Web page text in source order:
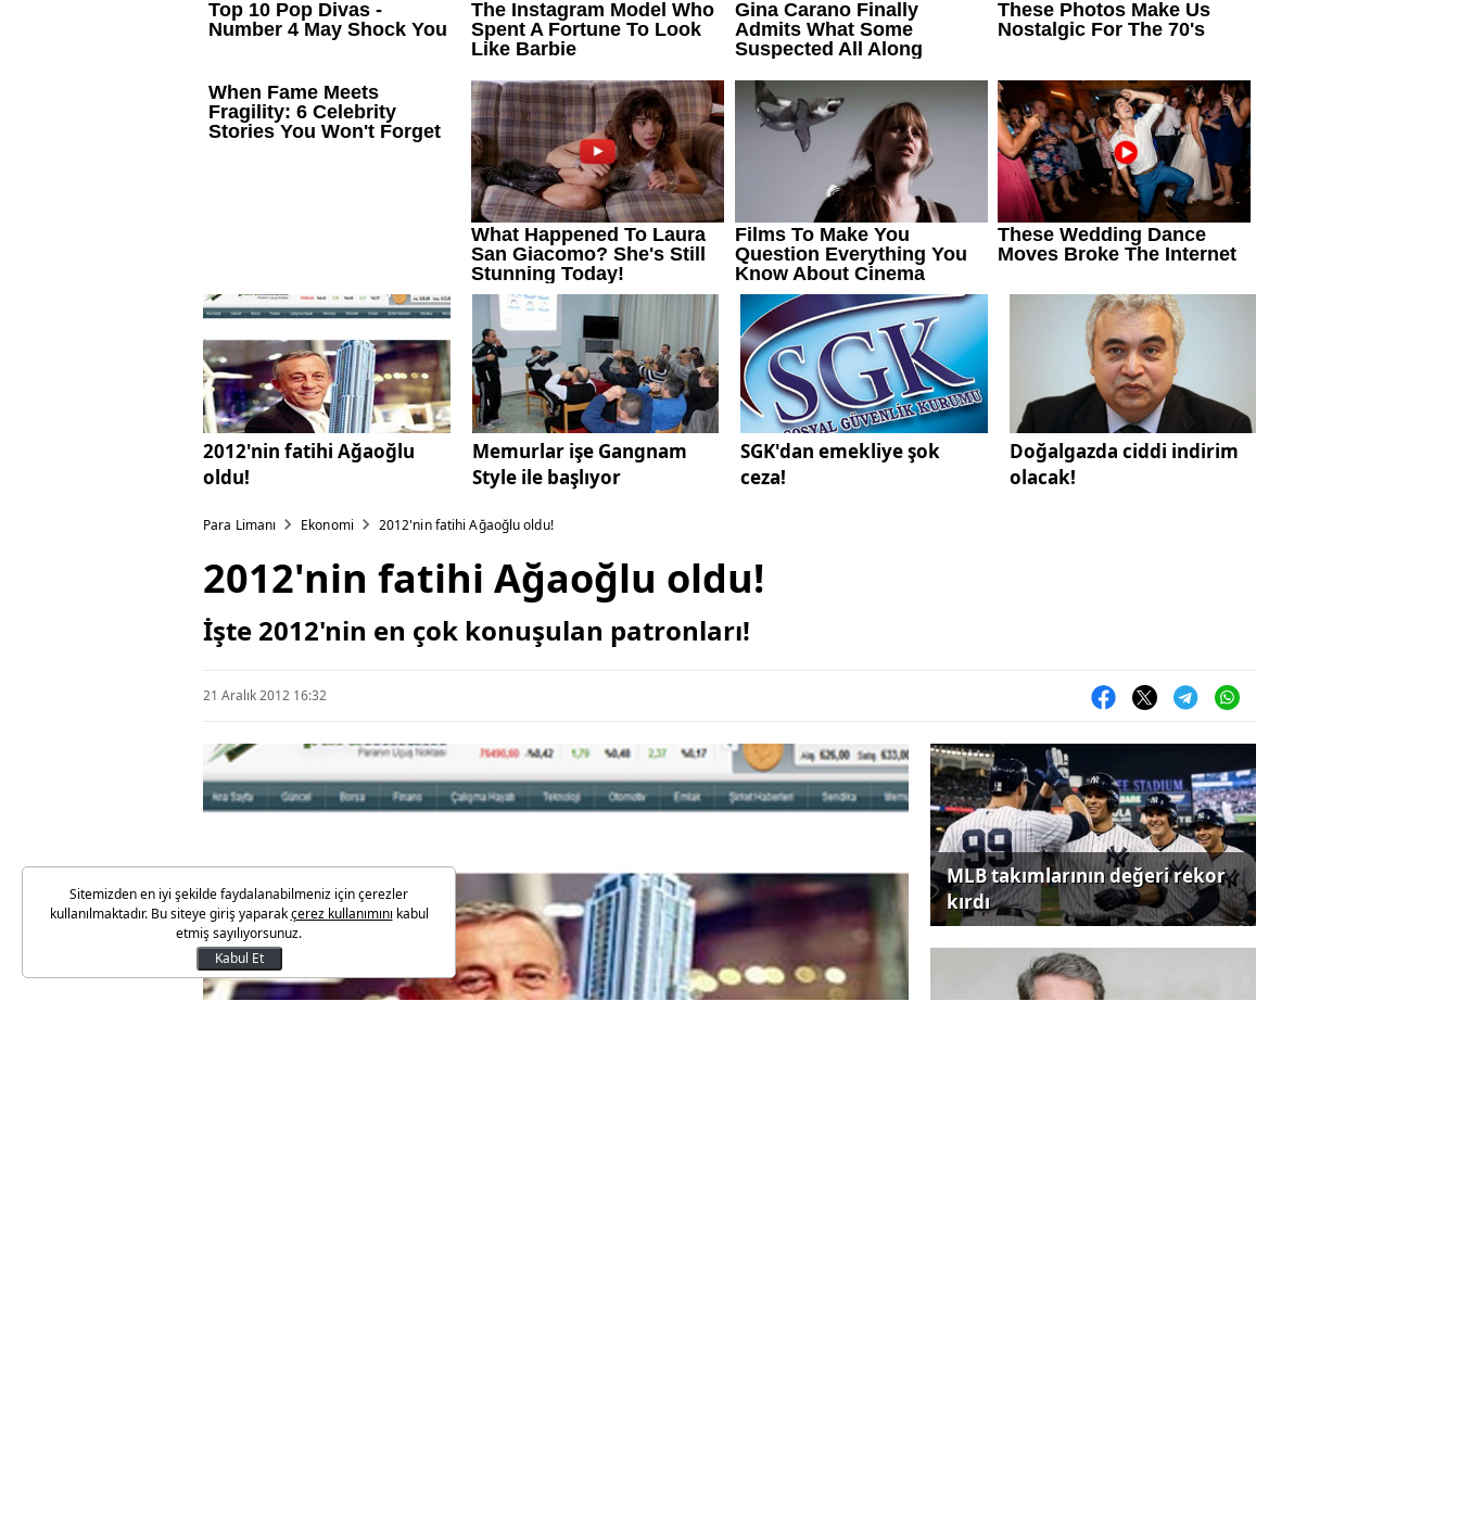
2012'nin fatihi Ağaoğlu
oldu!
Memurlar işe Gangnam
Style ile başlıyor
SGK'dan emekliye şok
ceza!
Doğalgazda ciddi indirim
olacak!
Para Limanı Ekonomi 2012'nin fatihi Ağaoğlu oldu!
2012'nin fatihi Ağaoğlu oldu!
İşte 2012'nin en çok konuşulan patronları!
21 Aralık 2012 16:32
MLB takımlarının değeri rekor
kırdı
Sitemizden en iyi şekilde faydalanabilmeniz için çerezler
kullanılmaktadır. Bu siteye giriş yaparakçerez kullanımını kabul
etmiş sayılıyorsunuz.
Kabul Et